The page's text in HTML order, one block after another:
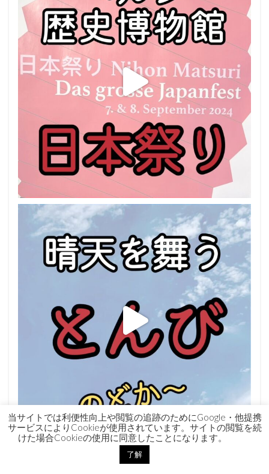
当サイトでは利便性向上や閲覧の追跡のためにGoogle・他提携
サービスによりCookieが使用されています。サイトの閲覧を続
けた場合Cookieの使用に同意したことになります。
了解